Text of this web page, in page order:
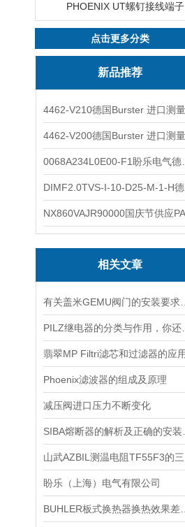
PHOENIX UT螺钉接线端子
点击更多分类
新品推荐
相关文章
Phoenix滤波器的组成及原理
减压阀进口压力不断变化
盼乐（上海）电气有限公司